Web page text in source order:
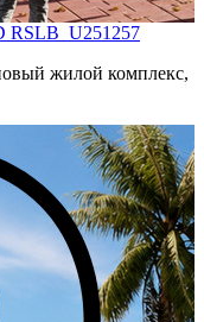
RSLB_U251257
жилой комплекс,